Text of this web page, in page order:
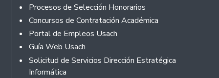
Procesos de Selección Honorarios
Concursos de Contratación Académica
Portal de Empleos Usach
Guía Web Usach
Solicitud de Servicios Dirección Estratégica
Informática